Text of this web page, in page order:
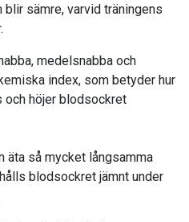
sämre, varvid träningens
medelsnabba och
index, som betyder hur
och höjer blodsockret
så mycket långsamma
blodsockret jämnt under